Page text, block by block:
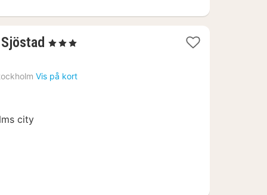
1
fra
589
, 3 Stjerner
Vis på kort
city